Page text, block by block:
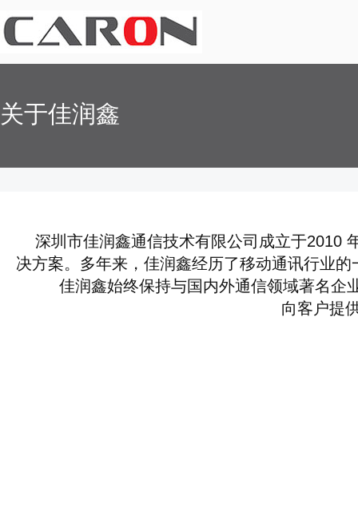
关于佳润鑫
深圳市佳润鑫通信技术有限公司成立于2010
决方案。多年来，佳润鑫经历了移动通讯行业
佳润鑫始终保持与国内外通信领域著名企业
向客户提